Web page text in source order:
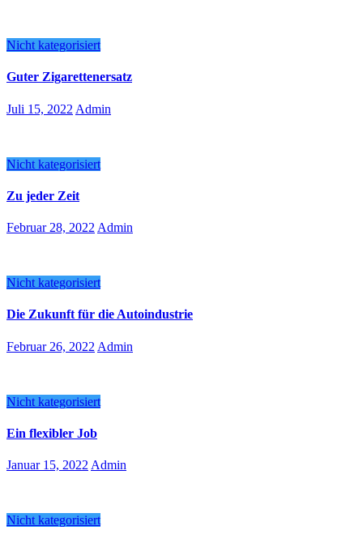
Nicht kategorisiert
Guter Zigarettenersatz
Juli 15, 2022 Admin
Nicht kategorisiert
Zu jeder Zeit
Februar 28, 2022 Admin
Nicht kategorisiert
Die Zukunft für die Autoindustrie
Februar 26, 2022 Admin
Nicht kategorisiert
Ein flexibler Job
Januar 15, 2022 Admin
Nicht kategorisiert